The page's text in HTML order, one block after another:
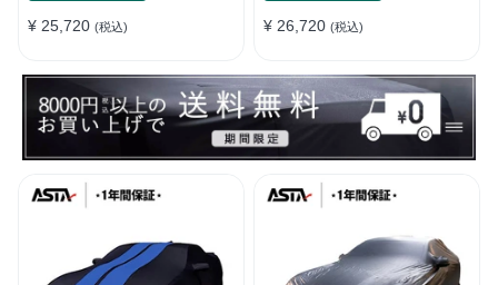
¥ 25,720 (税込) ¥ 26,720 (税込)